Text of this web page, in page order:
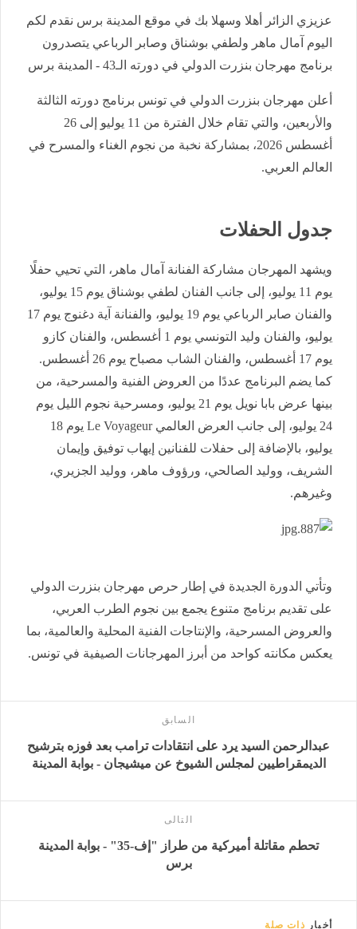
عزيزي الزائر أهلا وسهلا بك في موقع المدينة برس نقدم لكم
اليوم آمال ماهر ولطفي بوشناق وصابر الرباعي يتصدرون
برنامج مهرجان بنزرت الدولي في دورته الـ43 - المدينة برس
أعلن مهرجان بنزرت الدولي في تونس برنامج دورته الثالثة
والأربعين، والتي تقام خلال الفترة من 11 يوليو إلى 26
أغسطس 2026، بمشاركة نخبة من نجوم الغناء والمسرح في
العالم العربي.
جدول الحفلات
ويشهد المهرجان مشاركة الفنانة آمال ماهر، التي تحيي حفلًا
يوم 11 يوليو، إلى جانب الفنان لطفي بوشناق يوم 15 يوليو،
والفنان صابر الرباعي يوم 19 يوليو، والفنانة آية دغنوج يوم 17
يوليو، والفنان وليد التونسي يوم 1 أغسطس، والفنان كازو
يوم 17 أغسطس، والفنان الشاب مصباح يوم 26 أغسطس.
كما يضم البرنامج عددًا من العروض الفنية والمسرحية، من
بينها عرض بابا نويل يوم 21 يوليو، ومسرحية نجوم الليل يوم
24 يوليو، إلى جانب العرض العالمي Le Voyageur يوم 18
يوليو، بالإضافة إلى حفلات للفنانين إيهاب توفيق وإيمان
الشريف، ووليد الصالحي، ورؤوف ماهر، ووليد الجزيري،
وغيرهم.
وتأتي الدورة الجديدة في إطار حرص مهرجان بنزرت الدولي
على تقديم برنامج متنوع يجمع بين نجوم الطرب العربي،
والعروض المسرحية، والإنتاجات الفنية المحلية والعالمية، بما
يعكس مكانته كواحد من أبرز المهرجانات الصيفية في تونس.
السابق
عبدالرحمن السيد يرد على انتقادات ترامب بعد فوزه بترشيح
الديمقراطيين لمجلس الشيوخ عن ميشيجان - بوابة المدينة
التالى
تحطم مقاتلة أميركية من طراز "إف-35" - بوابة المدينة
برس
أخبار ذات صلة